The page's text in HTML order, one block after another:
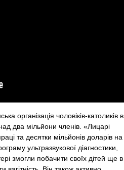
організація чоловіків-католиків в
два мільйони членів. «Лицарі
та десятки мільйонів доларів на
ультразвукової діагностики,
змогли побачити своїх дітей ще в